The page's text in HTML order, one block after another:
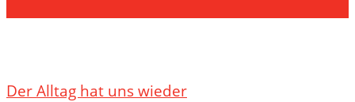
Der Alltag hat uns wieder